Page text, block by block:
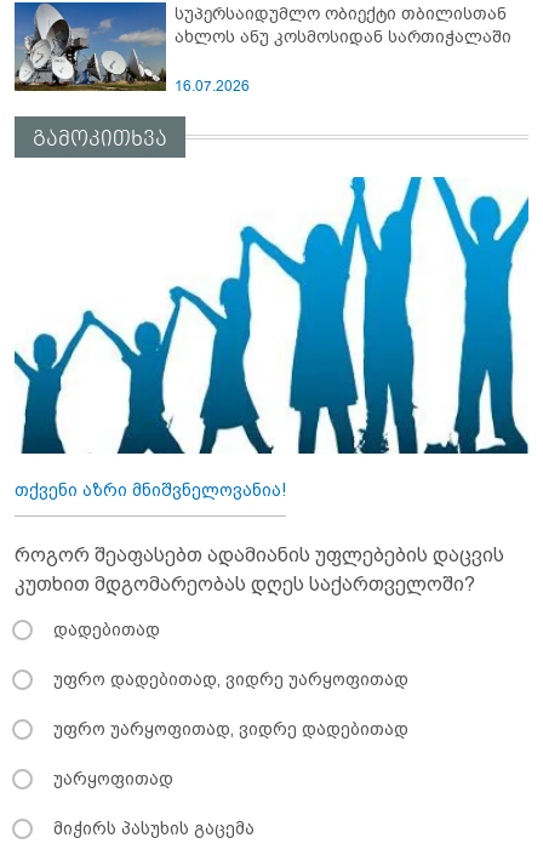
სუპერსაიდუმლო ობიექტი თბილისთან
ახლოს ანუ კოსმოსიდან სართიჭალაში
16.07.2026
გამოკითხვა
თქვენი აზრი მნიშვნელოვანია!
როგორ შეაფასებთ ადამიანის უფლებების დაცვის
კუთხით მდგომარეობას დღეს საქართველოში?
დადებითად
უფრო დადებითად, ვიდრე უარყოფითად
უფრო უარყოფითად, ვიდრე დადებითად
უარყოფითად
მიჭირს პასუხის გაცემა